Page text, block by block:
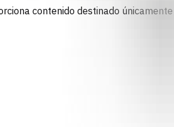
contenido destinado